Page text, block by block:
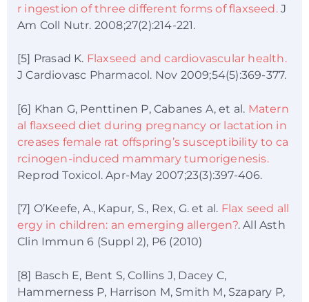
r ingestion of three different forms of flaxseed.J
Am Coll Nutr. 2008;27(2):214-221.
[5] Prasad K. Flaxseed and cardiovascular health.
J Cardiovasc Pharmacol. Nov 2009;54(5):369-377.
[6] Khan G, Penttinen P, Cabanes A, et al. Matern
al flaxseed diet during pregnancy or lactation in
creases female rat offspring’s susceptibility to ca
rcinogen-induced mammary tumorigenesis.
Reprod Toxicol. Apr-May 2007;23(3):397-406.
[7] O’Keefe, A., Kapur, S., Rex, G. et al. Flax seed all
ergy in children: an emerging allergen?. All Asth
Clin Immun 6 (Suppl 2), P6 (2010)
[8] Basch E, Bent S, Collins J, Dacey C,
Hammerness P, Harrison M, Smith M, Szapary P,